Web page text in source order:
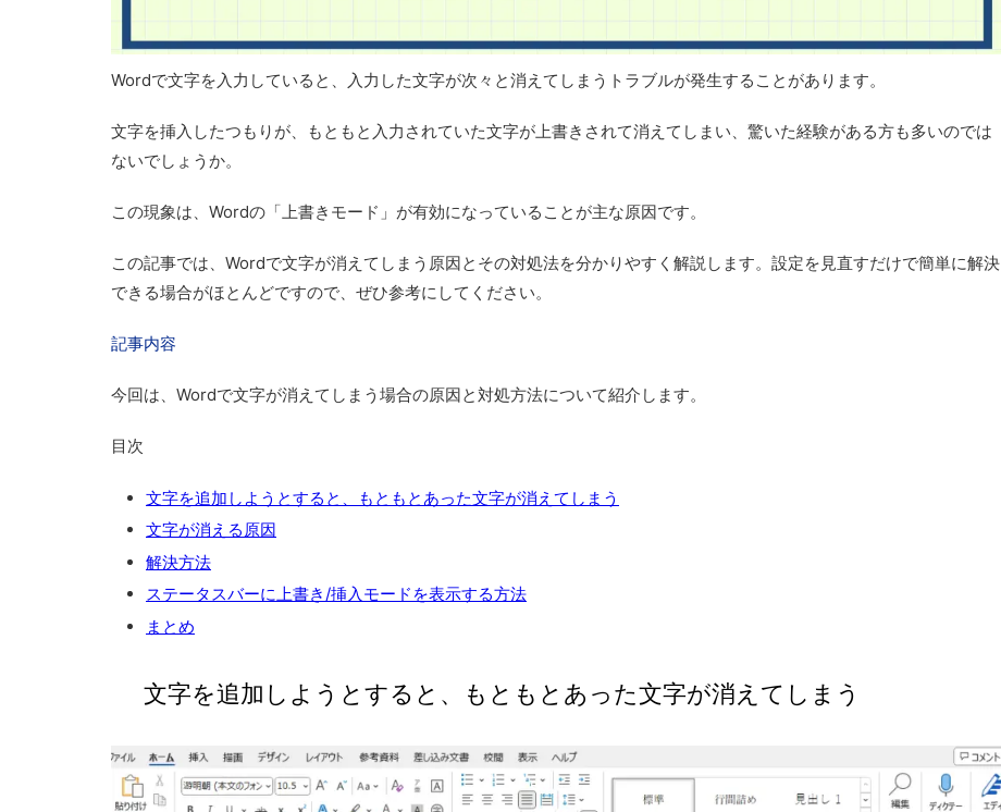
Wordで文字を入力していると、入力した文字が次々と消えてしまうトラブルが発生することがあります。
文字を挿入したつもりが、もともと入力されていた文字が上書きされて消えてしまい、驚いた経験がある方も多いのでは
ないでしょうか。
この現象は、Wordの「上書きモード」が有効になっていることが主な原因です。
この記事では、Wordで文字が消えてしまう原因とその対処法を分かりやすく解説します。設定を見直すだけで簡単に解決
できる場合がほとんどですので、ぜひ参考にしてください。
記事内容
今回は、Wordで文字が消えてしまう場合の原因と対処方法について紹介します。
目次
文字を追加しようとすると、もともとあった文字が消えてしまう
文字が消える原因
解決方法
ステータスバーに上書き/挿入モードを表示する方法
まとめ
文字を追加しようとすると、もともとあった文字が消えてしまう